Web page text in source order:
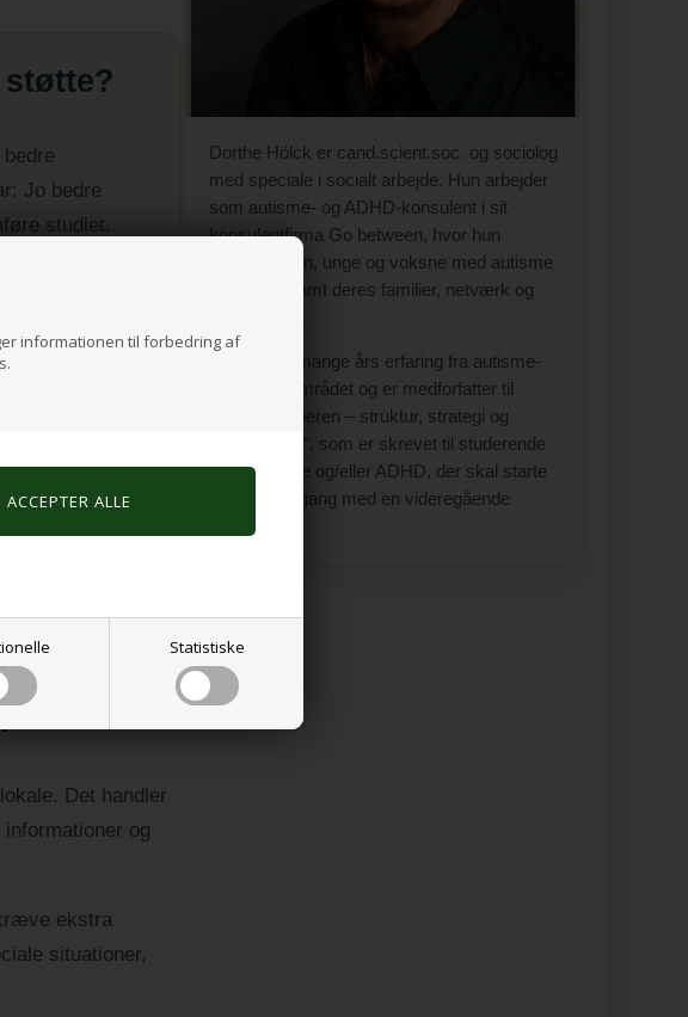
informationen til forbedring af
Statistiske
Jo bedre
studiet.
hvor
tilpasse
ADHD kan
Det handler
og
ekstra
situationer,
Dorthe Hölck er cand.scient.soc. og sociolog
med speciale i socialt arbejde. Hun arbejder
som autisme- og ADHD-konsulent i sit
konsulentfirma Go between, hvor hun
rådgiver børn, unge og voksne med autisme
og ADHD samt deres familier, netværk og
Dorthe har mange års erfaring fra autisme-
og ADHD-området og er medforfatter til
"Studiehjælperen – struktur, strategi og
studieglæde", som er skrevet til studerende
med autisme og/eller ADHD, der skal starte
på eller er i gang med en videregående